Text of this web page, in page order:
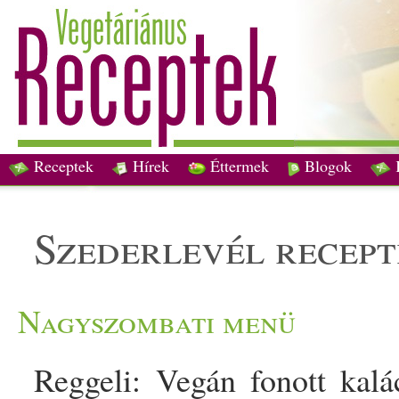
Receptek Hírek Éttermek Blogok
szederlevél
Nagyszombati menü
Reggeli: Vegán fonott